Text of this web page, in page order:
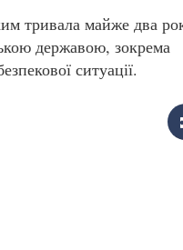
тривала майже два
державою, зокрема
ситуації.